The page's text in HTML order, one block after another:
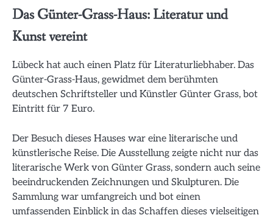
Das Günter-Grass-Haus: Literatur und
Kunst vereint
Lübeck hat auch einen Platz für Literaturliebhaber. Das
Günter-Grass-Haus, gewidmet dem berühmten
deutschen Schriftsteller und Künstler Günter Grass, bot
Eintritt für 7 Euro.
Der Besuch dieses Hauses war eine literarische und
künstlerische Reise. Die Ausstellung zeigte nicht nur das
literarische Werk von Günter Grass, sondern auch seine
beeindruckenden Zeichnungen und Skulpturen. Die
Sammlung war umfangreich und bot einen
umfassenden Einblick in das Schaffen dieses vielseitigen